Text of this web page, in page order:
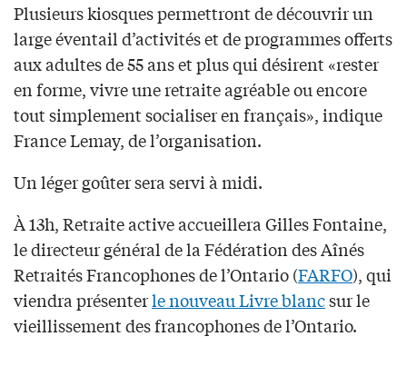
Plusieurs kiosques permettront de découvrir un
large éventail d’activités et de programmes offerts
aux adultes de 55 ans et plus qui désirent «rester
en forme, vivre une retraite agréable ou encore
tout simplement socialiser en français», indique
France Lemay, de l’organisation.
Un léger goûter sera servi à midi.
À 13h, Retraite active accueillera Gilles Fontaine,
le directeur général de la Fédération des Aînés
Retraités Francophones de l’Ontario (FARFO), qui
viendra présenterle nouveau Livre blancsur le
vieillissement des francophones de l’Ontario.